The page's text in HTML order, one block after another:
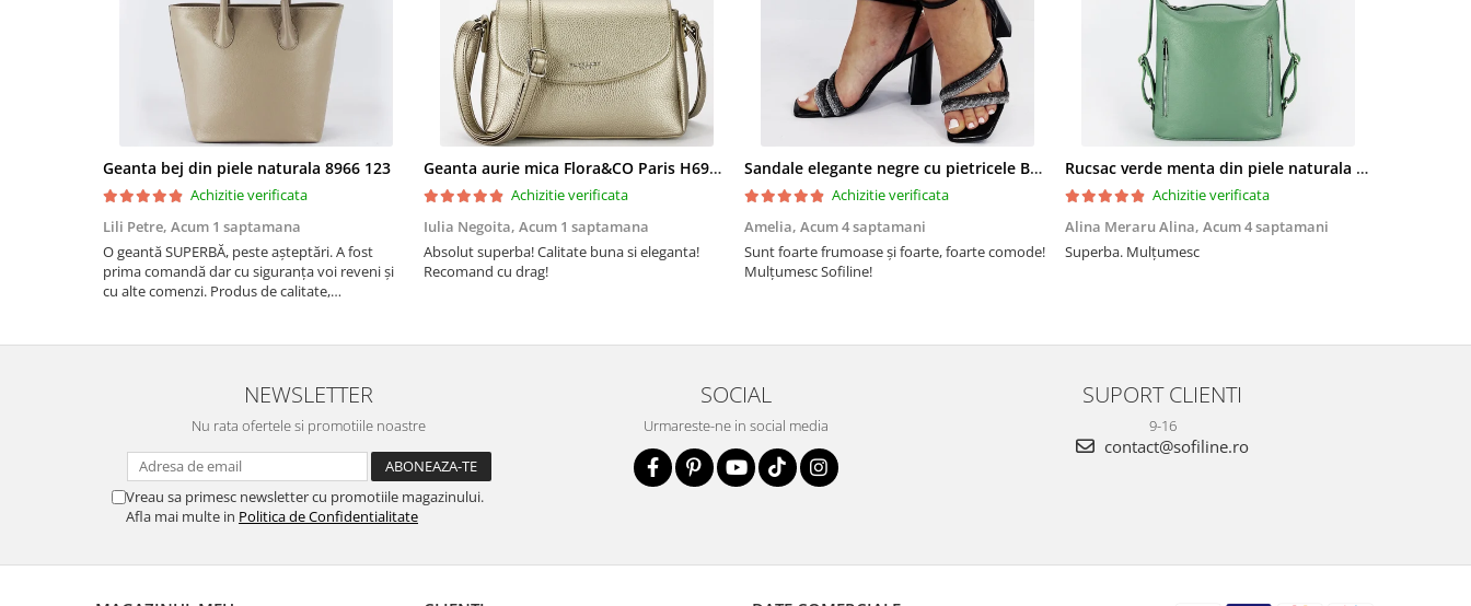
Geanta bej din piele naturala 8966 123
Achizitie verificata
Lili Petre, Acum 1 saptamana
O geantă SUPERBĂ, peste așteptări. A fost
prima comandă dar cu siguranța voi reveni și
cu alte comenzi. Produs de calitate,
SOFILINE!!!
Geanta aurie mica Flora&CO Paris H6930 16
Achizitie verificata
Iulia Negoita, Acum 1 saptamana
Absolut superba! Calitate buna si eleganta!
Recomand cu drag!
Sandale elegante negre cu pietricele BZF8778 M12
Achizitie verificata
Amelia, Acum 4 saptamani
Sunt foarte frumoase şi foarte, foarte comode!
Mulţumesc Sofiline!
Rucsac verde menta din piele naturala 2 in 1 Lucia 121
Achizitie verificata
Alina Meraru Alina, Acum 4 saptamani
Superba. Mulțumesc
NEWSLETTER
Nu rata ofertele si promotiile noastre
Vreau sa primesc newsletter cu promotiile magazinului.
Afla mai multe in Politica de Confidentialitate
SOCIAL
Urmareste-ne in social media
SUPORT CLIENTI
9-16
contact@sofiline.ro